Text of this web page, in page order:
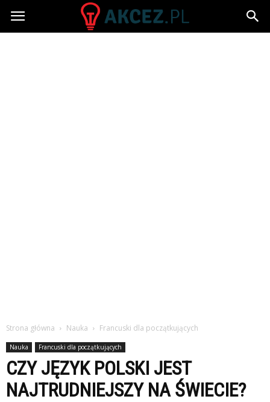
Akcez.pl
Strona główna Nauka Francuski dla początkujących
Nauka Francuski dla początkujących
CZY JĘZYK POLSKI JEST
NAJTRUDNIEJSZY NA ŚWIECIE?